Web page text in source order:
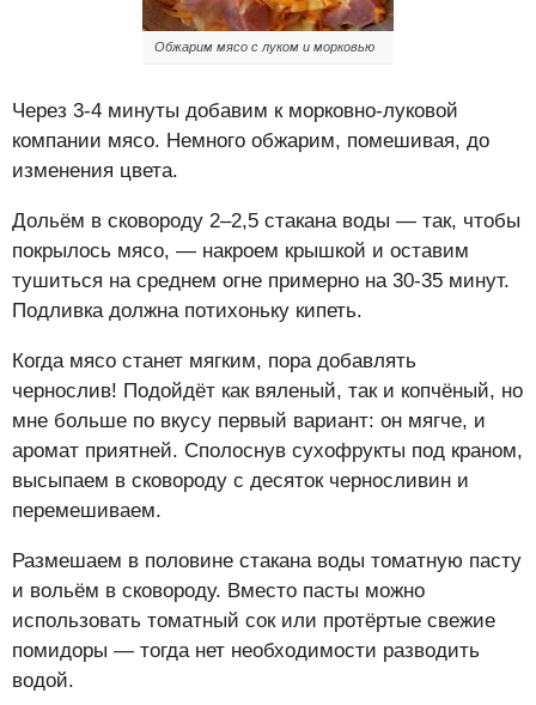
Обжарим мясо с луком и морковью
Через 3-4 минуты добавим к морковно-луковой
компании мясо. Немного обжарим, помешивая, до
изменения цвета.
Дольём в сковороду 2–2,5 стакана воды — так, чтобы
покрылось мясо, — накроем крышкой и оставим
тушиться на среднем огне примерно на 30-35 минут.
Подливка должна потихоньку кипеть.
Когда мясо станет мягким, пора добавлять
чернослив! Подойдёт как вяленый, так и копчёный, но
мне больше по вкусу первый вариант: он мягче, и
аромат приятней. Сполоснув сухофрукты под краном,
высыпаем в сковороду с десяток черносливин и
перемешиваем.
Размешаем в половине стакана воды томатную пасту
и вольём в сковороду. Вместо пасты можно
использовать томатный сок или протёртые свежие
помидоры — тогда нет необходимости разводить
водой.